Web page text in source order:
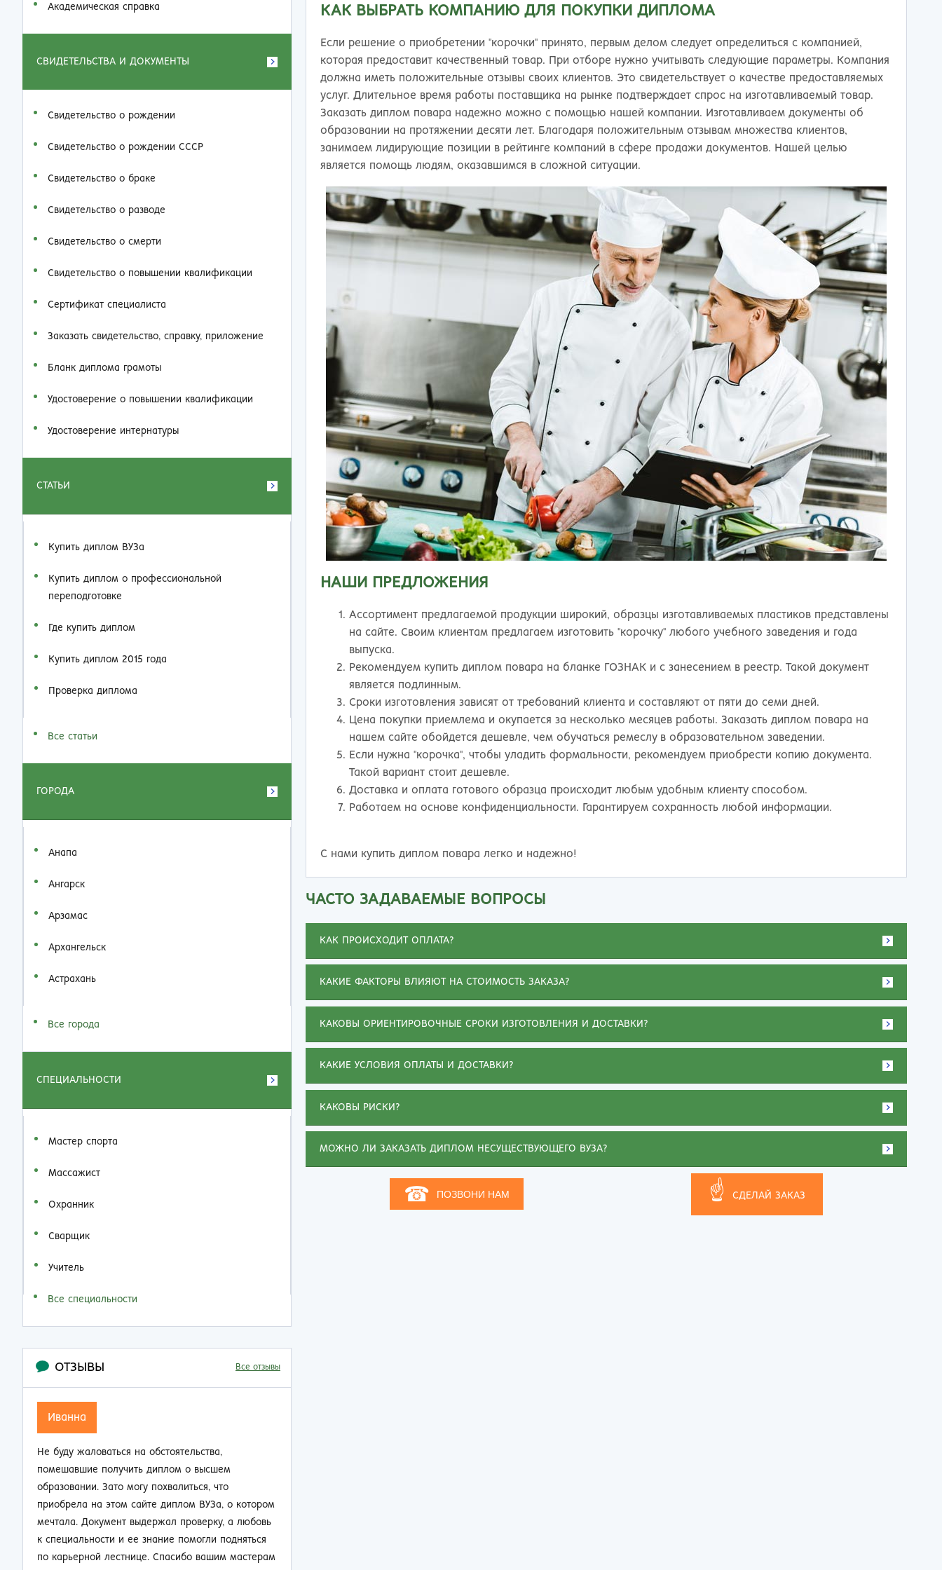
Академическая справка
СВИДЕТЕЛЬСТВА И ДОКУМЕНТЫ
Свидетельство о рождении
Свидетельство о рождении СССР
Свидетельство о браке
Свидетельство о разводе
Свидетельство о смерти
Свидетельство о повышении квалификации
Сертификат специалиста
Заказать cвидетельство, справку, приложение
Бланк диплома грамоты
Удостоверение о повышении квалификации
Удостоверение интернатуры
СТАТЬИ
Купить диплом ВУЗа
Купить диплом о профессиональной
переподготовке
Где купить диплом
Купить диплом 2015 года
Проверка диплома
Все статьи
ГОРОДА
Анапа
Ангарск
Арзамас
Архангельск
Астрахань
Все города
СПЕЦИАЛЬНОСТИ
Мастер спорта
Массажист
Охранник
Сварщик
Учитель
Все специальности
ОТЗЫВЫ Все отзывы
Иванна
Не буду жаловаться на обстоятельства,
помешавшие получить диплом о высшем
образовании. Зато могу похвалиться, что
приобрела на этом сайте диплом ВУЗа, о котором
мечтала. Документ выдержал проверку, а любовь
к специальности и ее знание помогли подняться
по карьерной лестнице. Спасибо вашим мастерам
КАК ВЫБРАТЬ КОМПАНИЮ ДЛЯ ПОКУПКИ ДИПЛОМА
Если решение о приобретении "корочки" принято, первым делом следует определиться с компанией,
которая предоставит качественный товар. При отборе нужно учитывать следующие параметры. Компания
должна иметь положительные отзывы своих клиентов. Это свидетельствует о качестве предоставляемых
услуг. Длительное время работы поставщика на рынке подтверждает спрос на изготавливаемый товар.
Заказать диплом повара надежно можно с помощью нашей компании. Изготавливаем документы об
образовании на протяжении десяти лет. Благодаря положительным отзывам множества клиентов,
занимаем лидирующие позиции в рейтинге компаний в сфере продажи документов. Нашей целью
является помощь людям, оказавшимся в сложной ситуации.
НАШИ ПРЕДЛОЖЕНИЯ
Ассортимент предлагаемой продукции широкий, образцы изготавливаемых пластиков представлены
на сайте. Своим клиентам предлагаем изготовить "корочку" любого учебного заведения и года
выпуска.
Рекомендуем купить диплом повара на бланке ГОЗНАК и с занесением в реестр. Такой документ
является подлинным.
Сроки изготовления зависят от требований клиента и составляют от пяти до семи дней.
Цена покупки приемлема и окупается за несколько месяцев работы. Заказать диплом повара на
нашем сайте обойдется дешевле, чем обучаться ремеслу в образовательном заведении.
Если нужна "корочка", чтобы уладить формальности, рекомендуем приобрести копию документа.
Такой вариант стоит дешевле.
Доставка и оплата готового образца происходит любым удобным клиенту способом.
Работаем на основе конфиденциальности. Гарантируем сохранность любой информации.
С нами купить диплом повара легко и надежно!
ЧАСТО ЗАДАВАЕМЫЕ ВОПРОСЫ
КАК ПРОИСХОДИТ ОПЛАТА?
КАКИЕ ФАКТОРЫ ВЛИЯЮТ НА СТОИМОСТЬ ЗАКАЗА?
КАКОВЫ ОРИЕНТИРОВОЧНЫЕ СРОКИ ИЗГОТОВЛЕНИЯ И ДОСТАВКИ?
КАКИЕ УСЛОВИЯ ОПЛАТЫ И ДОСТАВКИ?
КАКОВЫ РИСКИ?
МОЖНО ЛИ ЗАКАЗАТЬ ДИПЛОМ НЕСУЩЕСТВУЮЩЕГО ВУЗА?
☎ ПОЗВОНИ НАМ ☝ СДЕЛАЙ ЗАКАЗ